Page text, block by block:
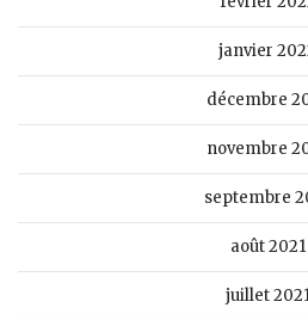
janvier
décembre
novembre
septembre
août 2021
juillet